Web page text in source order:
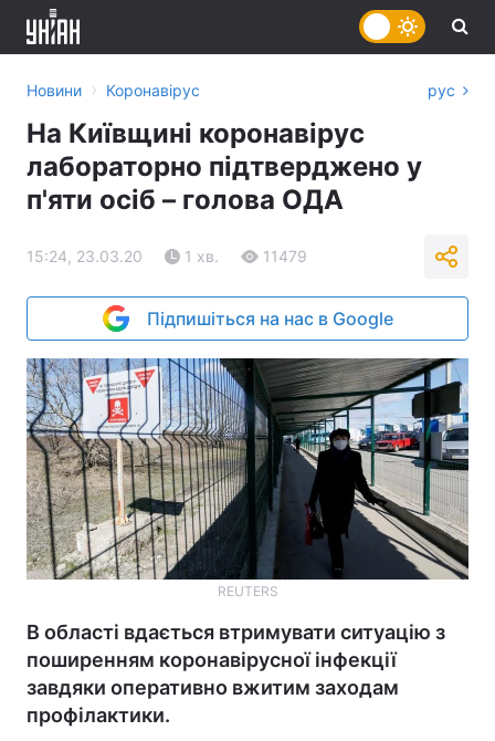
Новини › Коронавірус рус
На Київщині коронавірус
лабораторно підтверджено у
п'яти осіб – голова ОДА
15:24, 23.03.20 1 хв. 11479
Підпишіться на нас в Google
REUTERS
В області вдається втримувати ситуацію з
поширенням коронавірусної інфекції
завдяки оперативно вжитим заходам
профілактики.